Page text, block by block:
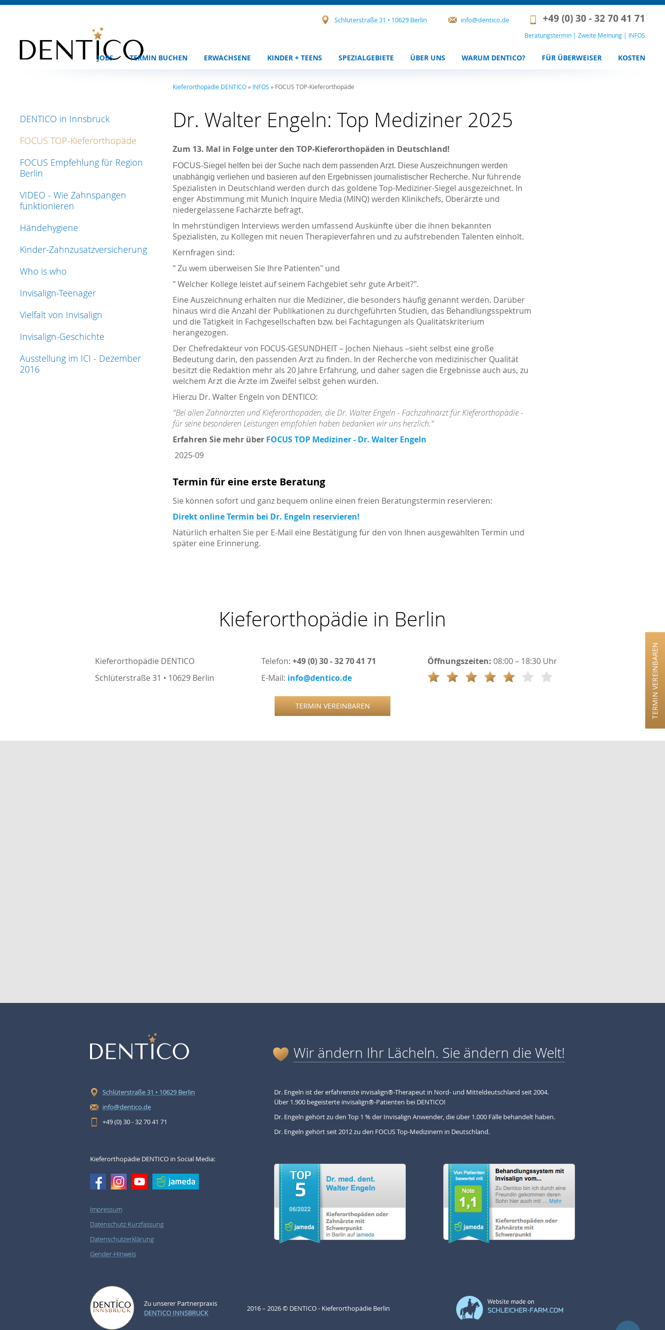
Schlüterstraße 31 • 10629 Berlin info@dentico.de +49 (0) 30 - 32 70 41 71
Beratungstermin| Zweite Meinung| INFOS
JOBS TERMIN BUCHEN ERWACHSENE KINDER + TEENS SPEZIALGEBIETE ÜBER UNS WARUM DENTICO? FÜR ÜBERWEISER KOSTEN
TERMIN VEREINBAREN
DENTICO in Innsbruck
FOCUS TOP-Kieferorthopäde
FOCUS Empfehlung für Region
Berlin
VIDEO - Wie Zahnspangen
funktionieren
Händehygiene
Kinder-Zahnzusatzversicherung
Who is who
Invisalign-Teenager
Vielfalt von Invisalign
Invisalign-Geschichte
Ausstellung im ICI - Dezember
2016
Kieferorthopädie DENTICO» INFOS » FOCUS TOP-Kieferorthopäde
Dr. Walter Engeln: Top Mediziner 2025
Zum 13. Mal in Folge unter den TOP-Kieferorthopäden in Deutschland!
FOCUS-Siegel helfen bei der Suche nach dem passenden Arzt. Diese Auszeichnungen werden
unabhängig verliehen und basieren auf den Ergebnissen journalistischer Recherche. Nur führende
Spezialisten in Deutschland werden durch das goldene Top-Mediziner-Siegel ausgezeichnet. In
enger Abstimmung mit Munich Inquire Media (MINQ) werden Klinikchefs, Oberärzte und
niedergelassene Fachärzte befragt.
In mehrstündigen Interviews werden umfassend Auskünfte über die ihnen bekannten
Spezialisten, zu Kollegen mit neuen Therapieverfahren und zu aufstrebenden Talenten einholt.
Kernfragen sind:
" Zu wem überweisen Sie Ihre Patienten" und
" Welcher Kollege leistet auf seinem Fachgebiet sehr gute Arbeit?".
Eine Auszeichnung erhalten nur die Mediziner, die besonders häufig genannt werden. Darüber
hinaus wird die Anzahl der Publikationen zu durchgeführten Studien, das Behandlungsspektrum
und die Tätigkeit in Fachgesellschaften bzw. bei Fachtagungen als Qualitätskriterium
herangezogen.
Der Chefredakteur von FOCUS-GESUNDHEIT – Jochen Niehaus –sieht selbst eine große
Bedeutung darin, den passenden Arzt zu finden. In der Recherche von medizinischer Qualität
besitzt die Redaktion mehr als 20 Jahre Erfahrung, und daher sagen die Ergebnisse auch aus, zu
welchem Arzt die Ärzte im Zweifel selbst gehen würden.
Hierzu Dr. Walter Engeln von DENTICO:
"Bei allen Zahnärzten und Kieferorthopäden, die Dr. Walter Engeln - Fachzahnarzt für Kieferorthopädie -
für seine besonderen Leistungen empfohlen haben bedanken wir uns herzlich."
Erfahren Sie mehr über FOCUS TOP Mediziner - Dr. Walter Engeln
2025-09
Termin für eine erste Beratung
Sie können sofort und ganz bequem online einen freien Beratungstermin reservieren:
Direkt online Termin bei Dr. Engeln reservieren!
Natürlich erhalten Sie per E-Mail eine Bestätigung für den von Ihnen ausgewählten Termin und
später eine Erinnerung.
Kieferorthopädie in Berlin
Kieferorthopädie DENTICO
Schlüterstraße 31 • 10629 Berlin
Telefon: +49 (0) 30 - 32 70 41 71
E-Mail: info@dentico.de
Öffnungszeiten: 08:00 – 18:30 Uhr
TERMIN VEREINBAREN
Wir ändern Ihr Lächeln. Sie ändern die Welt!
Schlüterstraße 31 • 10629 Berlin
info@dentico.de
+49 (0) 30 - 32 70 41 71
Kieferorthopädie DENTICO in Social Media:
Impressum
Datenschutz Kurzfassung
Datenschutzerklärung
Gender-Hinweis
Dr. Engeln ist der erfahrenste invisalign®-Therapeut in Nord- und Mitteldeutschland seit 2004.
Über 1.900 begeisterte invisalign®-Patienten bei DENTICO!
Dr. Engeln gehört zu den Top 1 % der Invisalign Anwender, die über 1.000 Fälle behandelt haben.
Dr. Engeln gehört seit 2012 zu den FOCUS Top-Medizinern in Deutschland.
Zu unserer Partnerpraxis
DENTICO INNSBRUCK
2016 – 2026 © DENTICO - Kieferorthopädie Berlin